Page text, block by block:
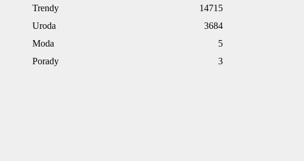
Trendy
14715
Uroda
3684
Moda
5
Porady
3